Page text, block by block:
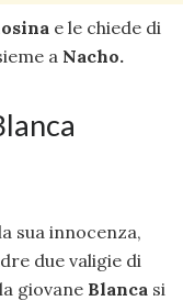
e le chiede di
a Nacho.
sua innocenza,
due valigie di
giovane Blanca si